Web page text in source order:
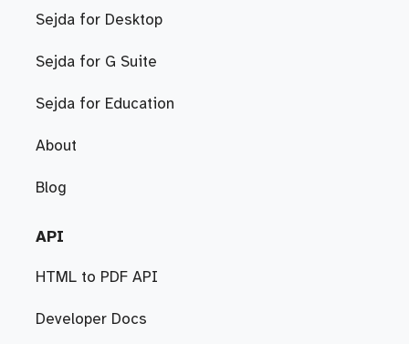
Sejda for Desktop
Sejda for G Suite
Sejda for Education
About
Blog
API
HTML to PDF API
Developer Docs